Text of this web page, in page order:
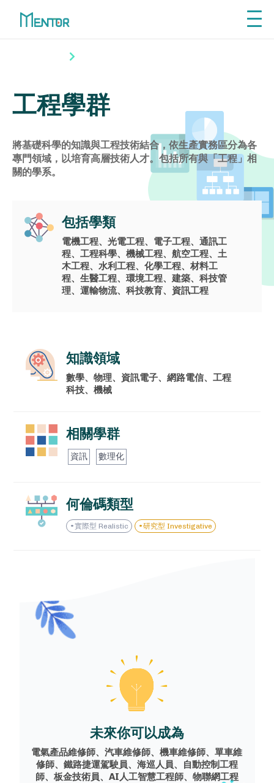
Explore
先了解自己喜歡的工作領域、再探索
功倍！
Self - Directed
Learning
門拓教你如何規劃、撰寫自主學習計
都踩的自信有意義！
VIEW ALL
兌換中心
工程學群
將基礎科學的知識與工程技術結合，依生產實務區分為各
專門領域，以培育高層技術人才。包括所有與「工程」相
關的學系。
包括學類
電機工程、光電工程、電子工程、通訊工
程、工程科學、機械工程、航空工程、土
木工程、水利工程、化學工程、材料工
程、生醫工程、環境工程、建築、科技管
理、運輸物流、科技教育、資訊工程
知識領域
數學、物理、資訊電子、網路電信、工程
科技、機械
相關學群
資訊 數理化
何倫碼類型
實際型 Realistic 研究型 Investigative
未來你可以成為
電氣產品維修師、汽車維修師、機車維修師、單車維
修師、鐵路捷運駕駛員、海巡人員、自動控制工程
師、板金技術員、AI人工智慧工程師、物聯網工程